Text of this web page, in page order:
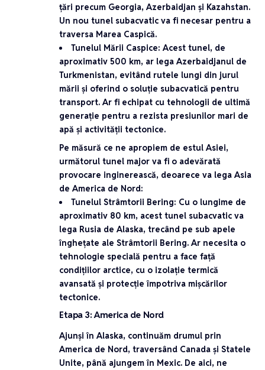
țări precum Georgia, Azerbaidjan și Kazahstan.
Un nou tunel subacvatic va fi necesar pentru a
traversa Marea Caspică.
Tunelul Mării Caspice: Acest tunel, de
aproximativ 500 km, ar lega Azerbaidjanul de
Turkmenistan, evitând rutele lungi din jurul
mării și oferind o soluție subacvatică pentru
transport. Ar fi echipat cu tehnologii de ultimă
generație pentru a rezista presiunilor mari de
apă și activității tectonice.
Pe măsură ce ne apropiem de estul Asiei,
următorul tunel major va fi o adevărată
provocare inginerească, deoarece va lega Asia
de America de Nord:
Tunelul Strâmtorii Bering: Cu o lungime de
aproximativ 80 km, acest tunel subacvatic va
lega Rusia de Alaska, trecând pe sub apele
înghețate ale Strâmtorii Bering. Ar necesita o
tehnologie specială pentru a face față
condițiilor arctice, cu o izolație termică
avansată și protecție împotriva mișcărilor
tectonice.
Etapa 3: America de Nord
Ajunși în Alaska, continuăm drumul prin
America de Nord, traversând Canada și Statele
Unite, până ajungem în Mexic. De aici, ne